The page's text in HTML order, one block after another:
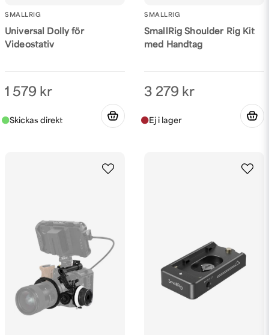
SMALLRIG
Universal Dolly för
Videostativ
1 579 kr
SMALLRIG
SmallRig Shoulder Rig Kit
med Handtag
3 279 kr